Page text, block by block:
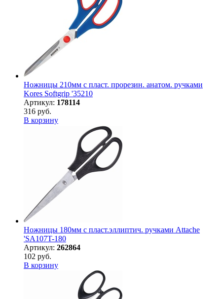
Ножницы 210мм с пласт. прорезин. анатом. ручками
Kores Softgrip '35210
Артикул: 178114
316 руб.
В корзину
Ножницы 180мм с пласт.эллиптич. ручками Attache
'SA107T-180
Артикул: 262864
102 руб.
В корзину